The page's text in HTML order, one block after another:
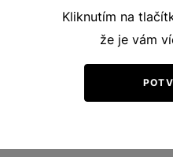
Kliknutím na
že je vám